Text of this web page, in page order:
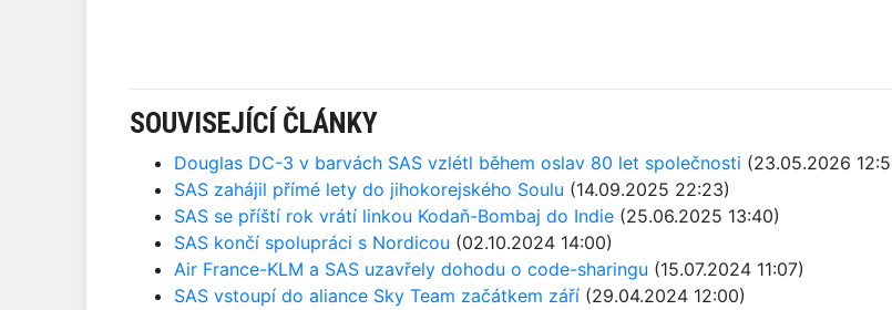
SOUVISEJÍCÍ ČLÁNKY
Douglas DC-3 v barvách SAS vzlétl během oslav 80 let společnosti (23.05.2026
SAS zahájil přímé lety do jihokorejského Soulu (14.09.2025 22:23)
SAS se příští rok vrátí linkou Kodaň-Bombaj do Indie (25.06.2025 13:40)
SAS končí spolupráci s Nordicou (02.10.2024 14:00)
Air France-KLM a SAS uzavřely dohodu o code-sharingu (15.07.2024 11:07)
SAS vstoupí do aliance Sky Team začátkem září (29.04.2024 12:00)